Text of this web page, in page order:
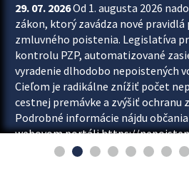
29. 07. 2026Od 1. augusta 2026
zákon, ktorý zavádza nové pravidlá
zmluvného poistenia. Legislatíva
kontrolu PZP, automatizované
vyradenie dlhodobo nepoistených
Cieľom je radikálne znížiť počet
cestnej premávke a zvýšiť ochranu
Podrobné informácie nájdu
webovom portáli https://
ktorom od augusta pribudne aj